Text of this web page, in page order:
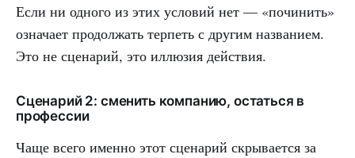
Если ни одного из этих условий нет — «починить»
означает продолжать терпеть с другим названием.
Это не сценарий, это иллюзия действия.
Сценарий 2: сменить компанию, остаться в
профессии
Чаще всего именно этот сценарий скрывается за